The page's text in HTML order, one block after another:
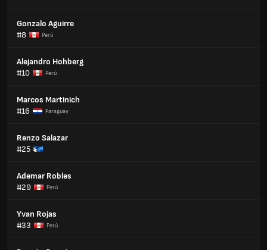
Gonzalo Aguirre
#8
Perú
Alejandro Hohberg
#10
Perú
Marcos Martinich
#16
Paraguay
Renzo Salazar
#25
Ademar Robles
#29
Perú
Yvan Rojas
#33
Perú